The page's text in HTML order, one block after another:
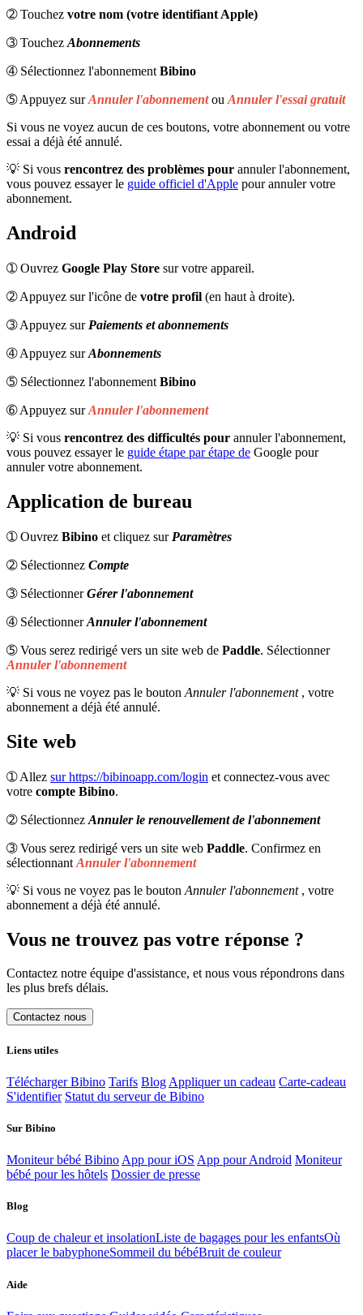
➁ Touchez votre nom (votre identifiant Apple)
➂ Touchez Abonnements
➃ Sélectionnez l'abonnement Bibino
➄ Appuyez surAnnuler l'abonnement ou Annuler l'essai gratuit
Si vous ne voyez aucun de ces boutons, votre abonnement ou votre
essai a déjà été annulé.
💡 Si vous rencontrez des problèmes pour annuler l'abonnement,
vous pouvez essayer le guide officiel d'Apple pour annuler votre
abonnement.
Android
➀ Ouvrez Google Play Store sur votre appareil.
➁ Appuyez sur l'icône de votre profil (en haut à droite).
➂ Appuyez sur Paiements et abonnements
➃ Appuyez surAbonnements
➄ Sélectionnez l'abonnement Bibino
➅ Appuyez surAnnuler l'abonnement
💡 Si vous rencontrez des difficultés pour annuler l'abonnement,
vous pouvez essayer le guide étape par étape de Google pour
annuler votre abonnement.
Application de bureau
➀ Ouvrez Bibino et cliquez sur Paramètres
➁ Sélectionnez Compte
➂ SélectionnerGérer l'abonnement
➃ SélectionnerAnnuler l'abonnement
➄ Vous serez redirigé vers un site web de Paddle. Sélectionner
Annuler l'abonnement
💡 Si vous ne voyez pas le bouton Annuler l'abonnement , votre
abonnement a déjà été annulé.
Site web
➀ Allez sur https://bibinoapp.com/login et connectez-vous avec
votre compte Bibino.
➁ Sélectionnez Annuler le renouvellement de l'abonnement
➂ Vous serez redirigé vers un site web Paddle. Confirmez en
sélectionnant Annuler l'abonnement
💡 Si vous ne voyez pas le bouton Annuler l'abonnement , votre
abonnement a déjà été annulé.
Vous ne trouvez pas votre réponse ?
Contactez notre équipe d'assistance, et nous vous répondrons dans
les plus brefs délais.
Contactez nous
Liens utiles
Télécharger Bibino Tarifs Blog Appliquer un cadeau Carte-cadeau
S'identifier Statut du serveur de Bibino
Sur Bibino
Moniteur bébé Bibino App pour iOS App pour Android Moniteur
bébé pour les hôtels Dossier de presse
Blog
Coup de chaleur et insolationListe de bagages pour les enfantsOù
placer le babyphoneSommeil du bébéBruit de couleur
Aide